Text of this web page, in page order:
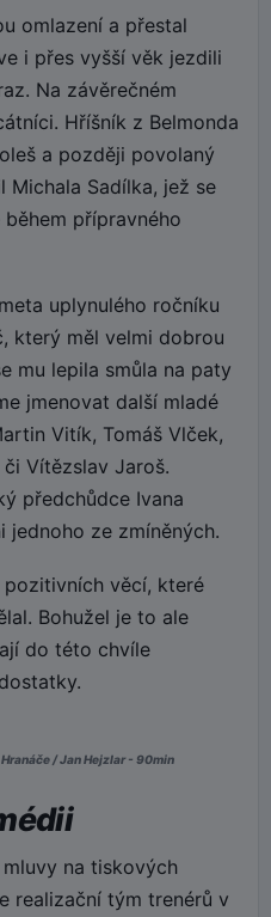
omlazení a přestal
i přes vyšší věk jezdili
Na závěrečném
Hříšník z Belmonda
a později povolaný
Michala Sadílka, jež se
přípravného
uplynulého ročníku
který měl velmi dobrou
mu lepila smůla na paty
jmenovat další mladé
Vitík, Tomáš Vlček,
Vítězslav Jaroš.
předchůdce Ivana
jednoho ze zmíněných.
pozitivních věcí, které
Bohužel je to ale
do této chvíle
/ Jan Hejzlar - 90min
na tiskových
realizační tým trenérů v